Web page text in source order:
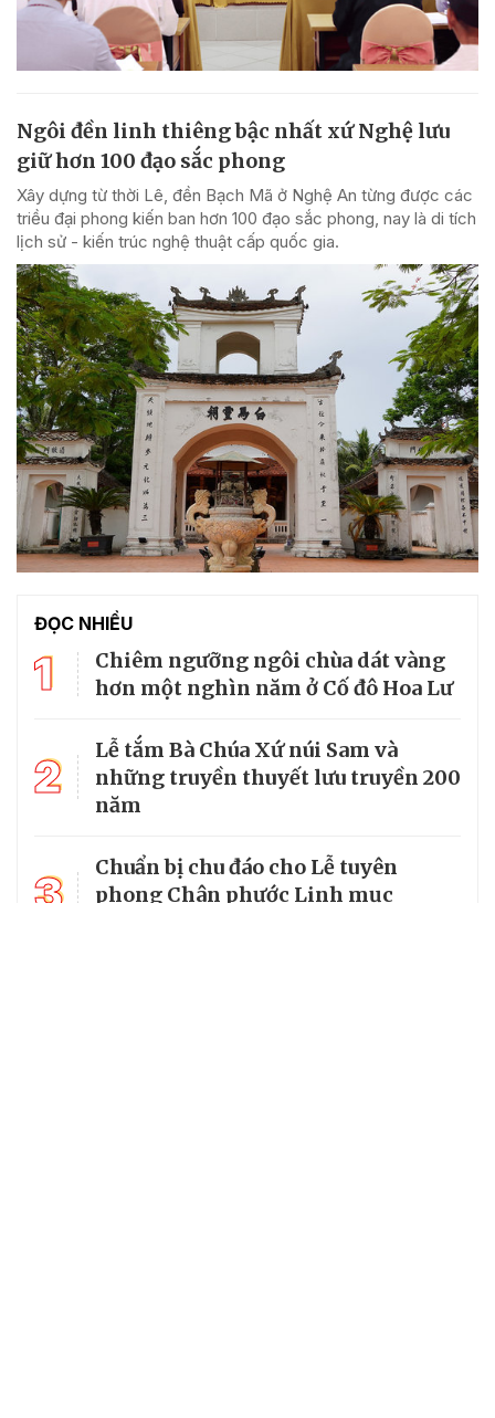
Ngôi đền linh thiêng bậc nhất xứ Nghệ lưu
giữ hơn 100 đạo sắc phong
Xây dựng từ thời Lê, đền Bạch Mã ở Nghệ An từng được các
triều đại phong kiến ban hơn 100 đạo sắc phong, nay là di tích
lịch sử - kiến trúc nghệ thuật cấp quốc gia.
ĐỌC NHIỀU
1
Chiêm ngưỡng ngôi chùa dát vàng
hơn một nghìn năm ở Cố đô Hoa Lư
2
Lễ tắm Bà Chúa Xứ núi Sam và
những truyền thuyết lưu truyền 200
năm
3
Chuẩn bị chu đáo cho Lễ tuyên
phong Chân phước Linh mục